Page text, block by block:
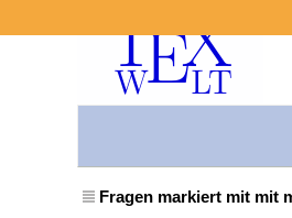
Fragen markiert mit mit